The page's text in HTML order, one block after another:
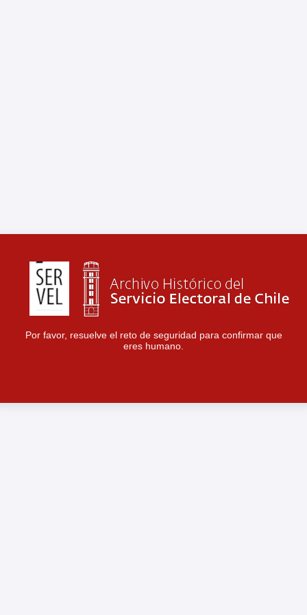
Por favor, resuelve el reto de seguridad para confirmar que
eres humano.